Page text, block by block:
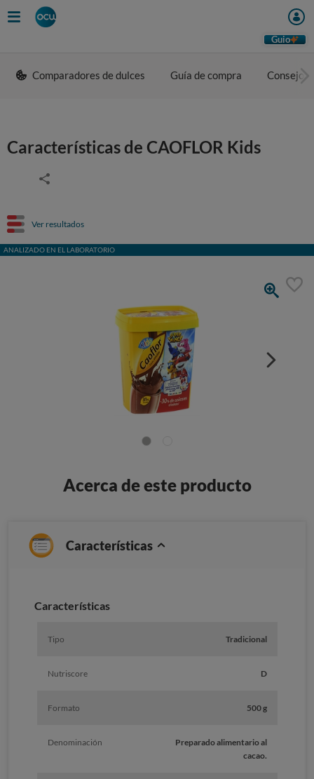
Guio
Comparadores de dulces Guía de compra Consejos
Características de CAOFLOR Kids
Ver resultados
ANALIZADO EN EL LABORATORIO
Acerca de este producto
Características
Características
Tipo Tradicional
Nutriscore D
Formato 500 g
Denominación
Preparado alimentario al
cacao.